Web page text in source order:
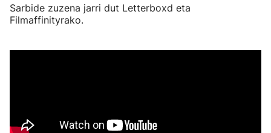
Sarbide zuzena jarri dut Letterboxd eta
Filmaffinityrako.